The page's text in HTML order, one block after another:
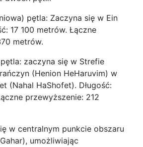
pętla: Zaczyna się w Ein
17 100 metrów. Łączne
metrów.
pętla: zaczyna się w Strefie
(Henion HeHaruvim) w
(Nahal HaShofet). Długość:
przewyższenie: 212
w centralnym punkcie obszaru
umożliwiając